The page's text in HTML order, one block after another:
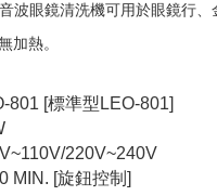
波眼鏡清洗機可用於眼鏡行、
加熱。
801 [標準型LEO-801]
220V~240V
MIN. [旋鈕控制]